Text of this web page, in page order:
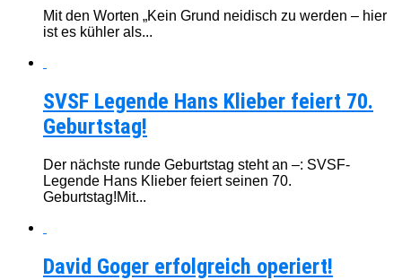
Mit den Worten „Kein Grund neidisch zu werden – hier
ist es kühler als...
SVSF Legende Hans Klieber feiert 70.
Geburtstag!
Der nächste runde Geburtstag steht an –: SVSF-
Legende Hans Klieber feiert seinen 70.
Geburtstag!Mit...
David Goger erfolgreich operiert!